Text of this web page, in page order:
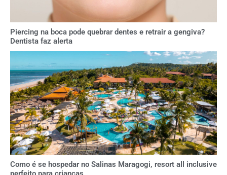
Piercing na boca pode quebrar dentes e retrair a gengiva?
Dentista faz alerta
Como é se hospedar no Salinas Maragogi, resort all inclusive